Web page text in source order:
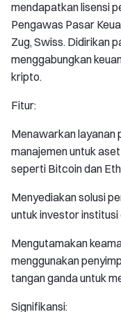
mendapatkan lisensi
Pengawas Pasar
Zug, Swiss. Didirikan
menggabungkan
kripto.
Fitur:
Menawarkan layanan
manajemen untuk
seperti Bitcoin dan
Menyediakan solusi
untuk investor institusi
Mengutamakan
menggunakan
tangan ganda untuk
Signifikansi: